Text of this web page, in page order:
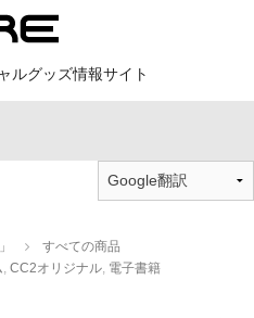
ルグッズ情報サイト
すべての商品
, CC2オリジナル, 電子書籍